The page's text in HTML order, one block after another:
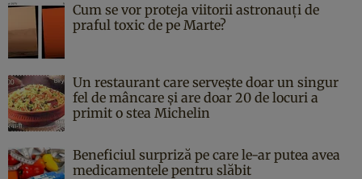
Cum se vor proteja viitorii astronauți de
praful toxic de pe Marte?
Un restaurant care servește doar un singur
fel de mâncare și are doar 20 de locuri a
primit o stea Michelin
Beneficiul surpriză pe care le-ar putea avea
medicamentele pentru slăbit